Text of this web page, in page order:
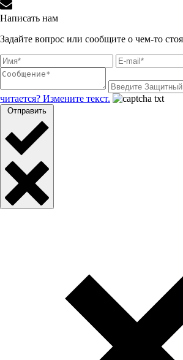
Написать нам
Задайте вопрос или сообщите о чем-то
читается? Измените текст.
Отправить